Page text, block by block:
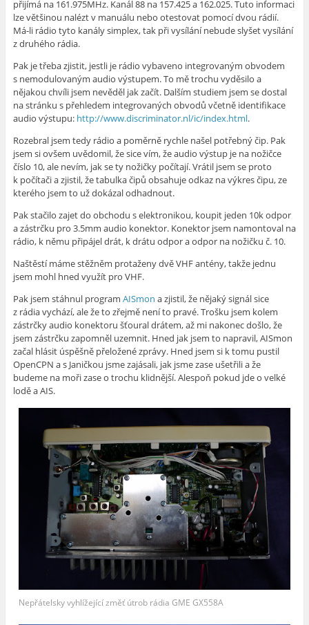
přijímá na 161.975MHz. Kanál 88 na 157.425 a 162.025. Tuto informaci
lze většinou nalézt v manuálu nebo otestovat pomocí dvou rádií.
Má-li rádio tyto kanály simplex, tak při vysílání nebude slyšet vysílání
z druhého rádia.
Pak je třeba zjistit, jestli je rádio vybaveno integrovaným obvodem
s nemodulovaným audio výstupem. To mě trochu vyděsilo a
nějakou chvíli jsem nevěděl jak začít. Dalším studiem jsem se dostal
na stránku s přehledem integrovaných obvodů včetně identifikace
audio výstupu: http://www.discriminator.nl/ic/index.html.
Rozebral jsem tedy rádio a poměrně rychle našel potřebný čip. Pak
jsem si ovšem uvědomil, že sice vím, že audio výstup je na nožičce
číslo 10, ale nevím, jak se ty nožičky počítají. Vrátil jsem se proto
k počítači a zjistil, že tabulka čipů obsahuje odkaz na výkres čipu, ze
kterého jsem to už dokázal odhadnout.
Pak stačilo zajet do obchodu s elektronikou, koupit jeden 10k odpor
a zástrčku pro 3.5mm audio konektor. Konektor jsem namontoval na
rádio, k němu připájel drát, k drátu odpor a odpor na nožičku č. 10.
Naštěstí máme stěžněm protaženy dvě VHF antény, takže jednu
jsem mohl hned využít pro VHF.
Pak jsem stáhnul program AISmon a zjistil, že nějaký signál sice
z rádia vychází, ale že to zřejmě není to pravé. Trošku jsem kolem
zástrčky audio konektoru šťoural drátem, až mi nakonec došlo, že
jsem zástrčku zapomněl uzemnit. Hned jak jsem to napravil, AISmon
začal hlásit úspěšně přeložené zprávy. Hned jsem si k tomu pustil
OpenCPN a s Janičkou jsme zajásali, jak jsme zase ušetřili a že
budeme na moři zase o trochu klidnější. Alespoň pokud jde o velké
lodě a AIS.
Nepřátelsky vyhlížející změť útrob rádia GME GX558A